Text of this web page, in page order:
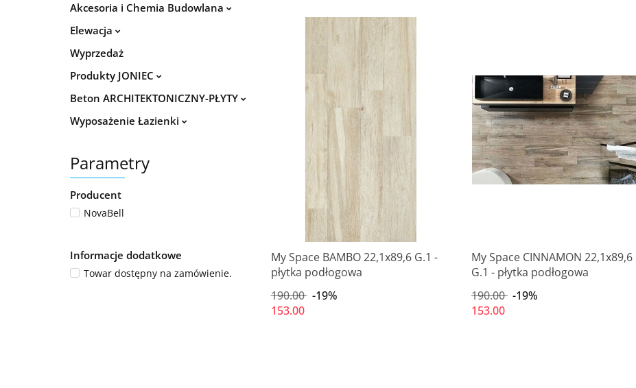
Akcesoria i Chemia Budowlana
Elewacja
Wyprzedaż
Produkty JONIEC
Beton ARCHITEKTONICZNY-PŁYTY
Wyposażenie Łazienki
Parametry
Producent
NovaBell
Informacje dodatkowe
Towar dostępny na zamówienie.
Produkt niedostępny
My Space BAMBO 22,1x89,6 G.1 -
płytka podłogowa
190.00 -19%
153.00
Produkt niedostępny
My Space CINNAMON 22,1x89,6
G.1 - płytka podłogowa
190.00 -19%
153.00